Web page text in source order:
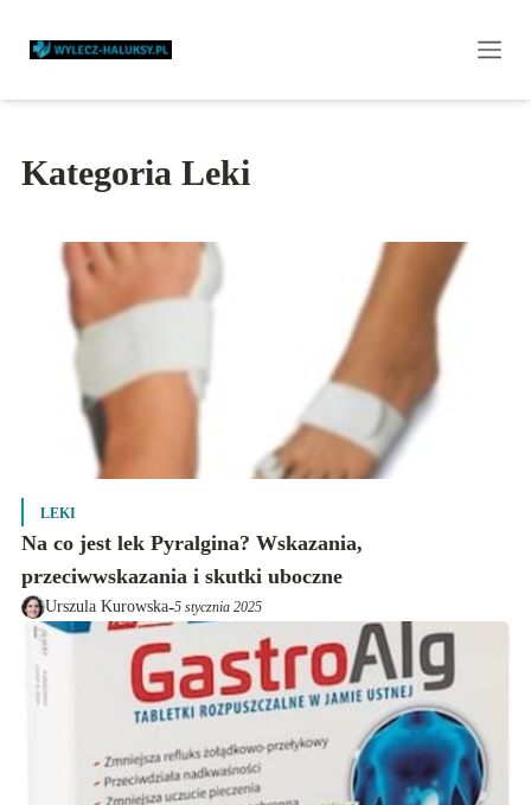
Kategoria Leki
LEKI
Na co jest lek Pyralgina? Wskazania,
przeciwwskazania i skutki uboczne
Urszula Kurowska-5 stycznia 2025